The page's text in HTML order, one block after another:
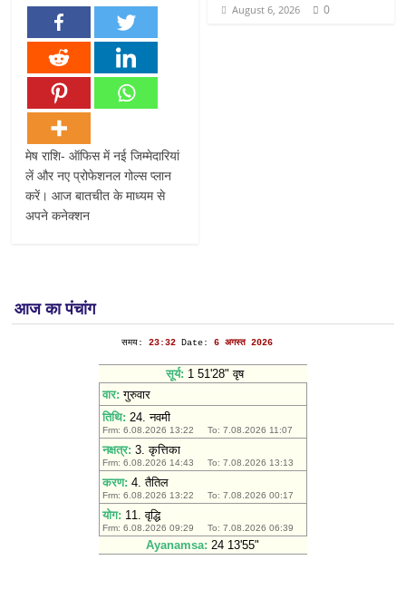
मेष राशि- ऑफिस में नई जिम्मेदारियां
लें और नए प्रोफेशनल गोल्स प्लान
करें। आज बातचीत के माध्यम से
अपने कनेक्शन
August 6, 2026 0
आज का पंचांग